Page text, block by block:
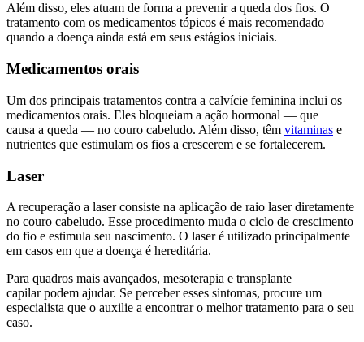
Além disso, eles atuam de forma a prevenir a queda dos fios. O
tratamento com os medicamentos tópicos é mais recomendado
quando a doença ainda está em seus estágios iniciais.
Medicamentos orais
Um dos principais tratamentos contra a calvície feminina inclui os
medicamentos orais. Eles bloqueiam a ação hormonal — que
causa a queda — no couro cabeludo. Além disso, têm vitaminas e
nutrientes que estimulam os fios a crescerem e se fortalecerem.
Laser
A recuperação a laser consiste na aplicação de raio laser diretamente
no couro cabeludo. Esse procedimento muda o ciclo de crescimento
do fio e estimula seu nascimento. O laser é utilizado principalmente
em casos em que a doença é hereditária.
Para quadros mais avançados, mesoterapia e transplante
capilar podem ajudar. Se perceber esses sintomas, procure um
especialista que o auxilie a encontrar o melhor tratamento para o seu
caso.